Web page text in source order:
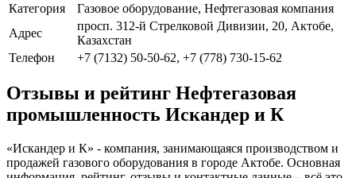
Категория
Газовое оборудование, Нефтегазовая компания
Адрес
просп. 312-й Стрелковой Дивизии, 20, Актобе,
Казахстан
Телефон
+7 (7132) 50-50-62, +7 (778) 730-15-62
Отзывы и рейтинг Нефтегазовая
промышленность Искандер и К
«Искандер и К» - компания, занимающаяся производством и
продажей газового оборудования в городе Актобе. Основная